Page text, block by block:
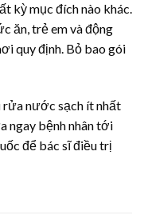
kỳ mục đích nào khác.
ăn, trẻ em và động
quy định. Bỏ bao gói
rửa nước sạch ít nhất
ngay bệnh nhân tới
để bác sĩ điều trị